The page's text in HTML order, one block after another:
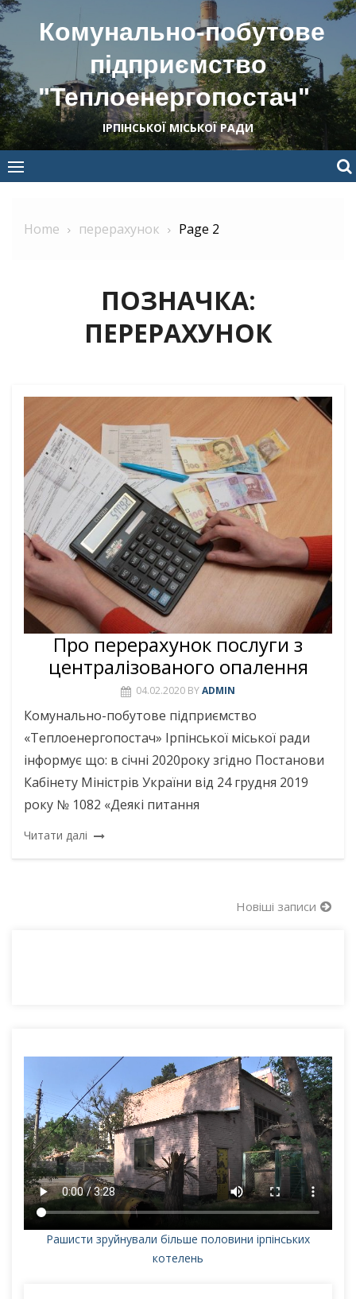
Skip
content
Комунально-побутове
підприємство
"Теплоенергопостач"
ІРПІНСЬКОЇ МІСЬКОЇ РАДИ
Home перерахунок Page 2
ПОЗНАЧКА:
ПЕРЕРАХУНОК
Про перерахунок послуги з
централізованого опалення
04.02.2020 BYADMIN
Комунально-побутове підприємство
«Теплоенергопостач» Ірпінської міської ради
інформує що: в січні 2020року згідно Постанови
Кабінету Міністрів України від 24 грудня 2019
року № 1082 «Деякі питання
Читати далі
Новіші записи
Рашисти зруйнували більше половини ірпінських
котелень